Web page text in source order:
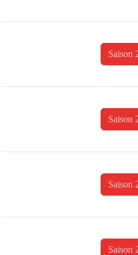
Saison
Saison
Saison
Saison